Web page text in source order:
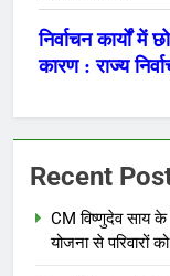
Recent
CM विष्णुदेव साय के
योजना से परिवारों